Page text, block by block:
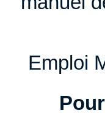
Emploi